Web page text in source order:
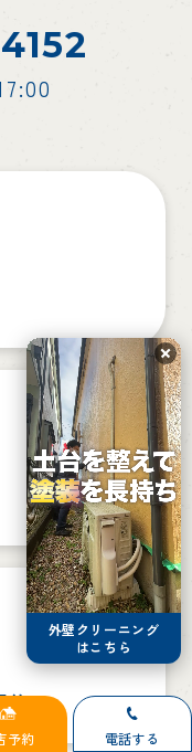
約
予約 電話する
外壁クリーニング
はこちら